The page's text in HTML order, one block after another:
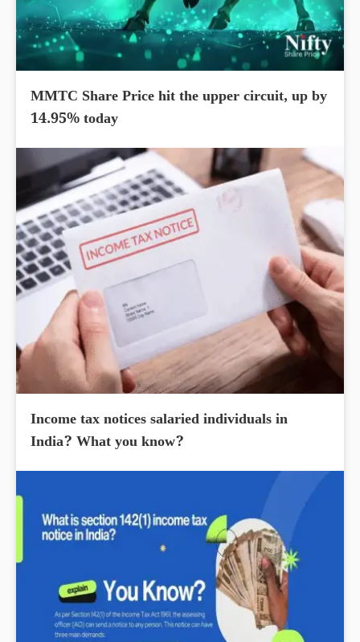
MMTC Share Price hit the upper circuit, up by
14.95% today
Income tax notices salaried individuals in
India? What you know?